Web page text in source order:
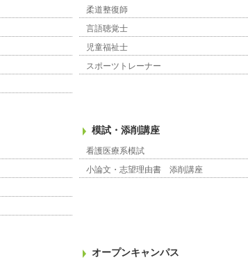
柔道整復師
言語聴覚士
児童福祉士
スポーツトレーナー
模試・添削講座
看護医療系模試
小論文・志望理由書 添削講座
オープンキャンパス